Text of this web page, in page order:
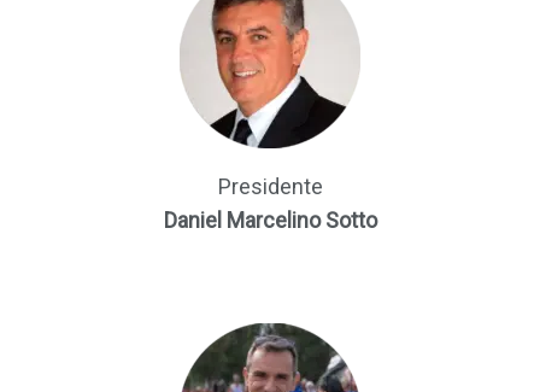
Presidente
Daniel Marcelino Sotto